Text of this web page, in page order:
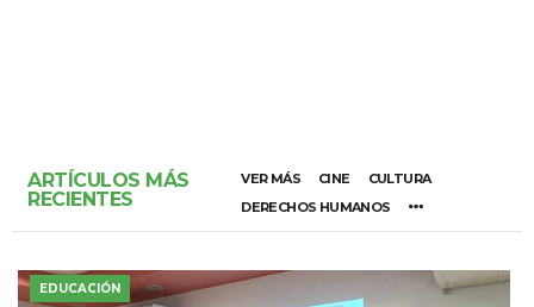
ARTÍCULOS MÁS
RECIENTES
VER MÁS CINE
CULTURA
DERECHOS HUMANOS
EDUCACIÓN